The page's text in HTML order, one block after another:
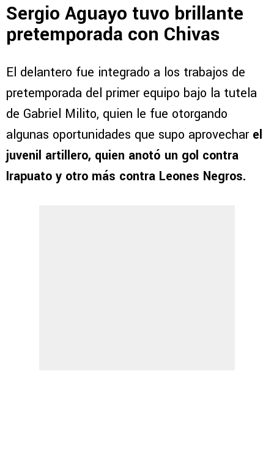
Sergio Aguayo tuvo brillante
pretemporada con Chivas
El delantero fue integrado a los trabajos de
pretemporada del primer equipo bajo la tutela
de Gabriel Milito, quien le fue otorgando
algunas oportunidades que supo aprovechar el
juvenil artillero, quien anotó un gol contra
Irapuato y otro más contra Leones Negros.